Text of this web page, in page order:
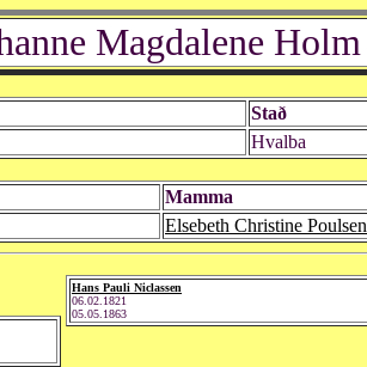
Magdalene Holm
Stað
Hvalba
Mamma
Elsebeth Christine Poulsen
Hans Pauli Niclassen
06.02.1821
05.05.1863